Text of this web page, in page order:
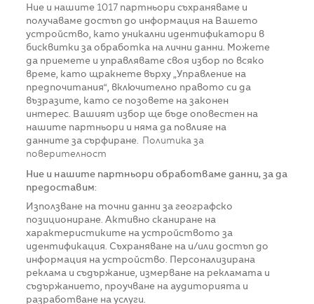
Ние и нашите 1017 партньори съхраняваме и
получаваме достъп до информация на Вашето
устройство, като уникални идентификатори в
бисквитки за обработка на лични данни. Можете
да приемете и управлявате своя избор по всяко
време, като щракнете върху „Управление на
предпочитания“, включително правото си да
възразите, като се позовете на законен
интерес. Вашият избор ще бъде оповестен на
нашите партньори и няма да повлияе на
данните за сърфиране.
Политика за
поверителност
Ние и нашите партньори обработваме данни, за да
предоставим:
Използване на точни данни за географско
позициониране. Активно сканиране на
характеристиките на устройството за
идентификация. Съхраняване на и/или достъп до
информация на устройство. Персонализирана
реклама и съдържание, измерване на рекламата и
съдържанието, проучване на аудиторията и
разработване на услуги.